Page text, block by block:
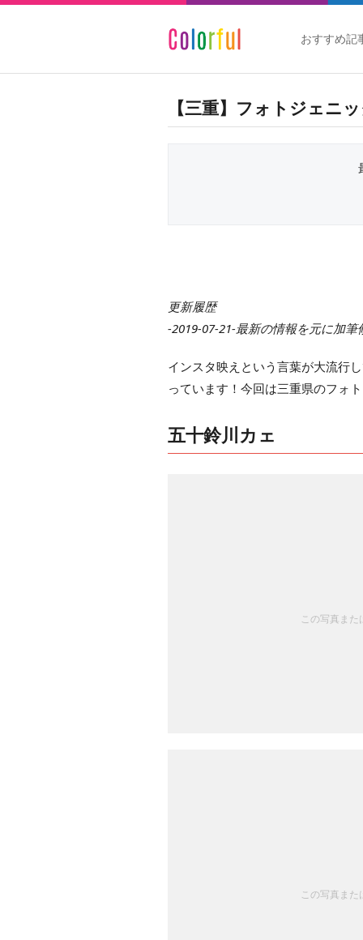
おすすめ記
【三重】フォトジェニ
更新履歴
-2019-07-21-最新の情報を元に加筆
インスタ映えという言葉が大流行
っています！今回は三重県のフォ
五十鈴川カェ
この写真ま
この写真ま